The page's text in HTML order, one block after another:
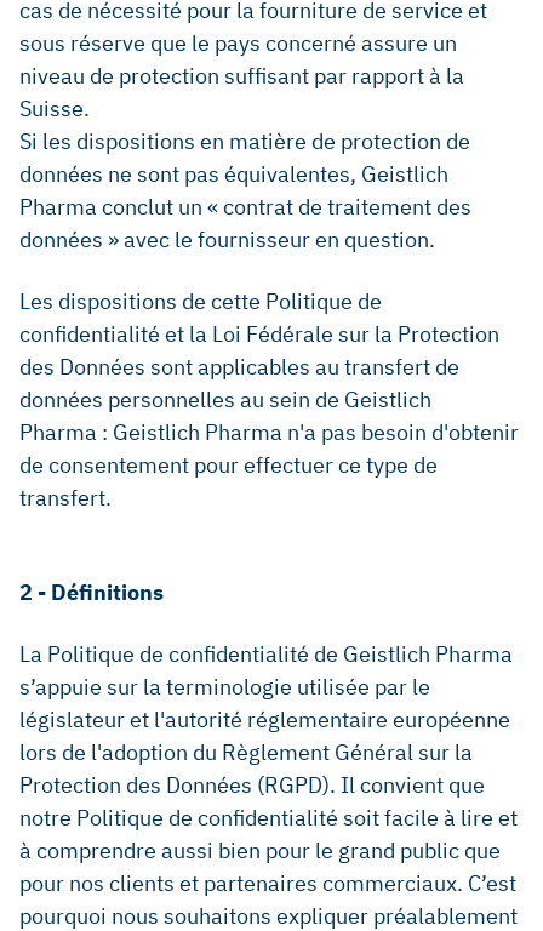
cas de nécessité pour la fourniture de service et
sous réserve que le pays concerné assure un
niveau de protection suffisant par rapport à la
Suisse.
Si les dispositions en matière de protection de
données ne sont pas équivalentes, Geistlich
Pharma conclut un « contrat de traitement des
données » avec le fournisseur en question.
Les dispositions de cette Politique de
confidentialité et la Loi Fédérale sur la Protection
des Données sont applicables au transfert de
données personnelles au sein de Geistlich
Pharma : Geistlich Pharma n'a pas besoin d'obtenir
de consentement pour effectuer ce type de
transfert.
2 - Définitions
La Politique de confidentialité de Geistlich Pharma
s’appuie sur la terminologie utilisée par le
législateur et l'autorité réglementaire européenne
lors de l'adoption du Règlement Général sur la
Protection des Données (RGPD). Il convient que
notre Politique de confidentialité soit facile à lire et
à comprendre aussi bien pour le grand public que
pour nos clients et partenaires commerciaux. C’est
pourquoi nous souhaitons expliquer préalablement